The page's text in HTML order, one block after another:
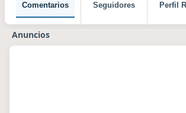
Comentarios Seguidores Perfil
Anuncios